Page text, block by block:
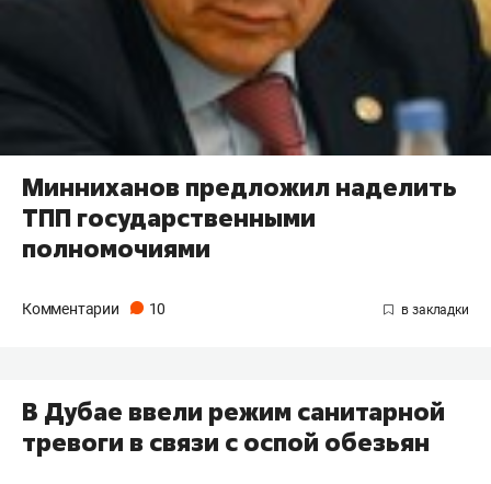
Минниханов предложил наделить
ТПП государственными
полномочиями
Комментарии 10
В Дубае ввели режим санитарной
тревоги в связи с оспой обезьян